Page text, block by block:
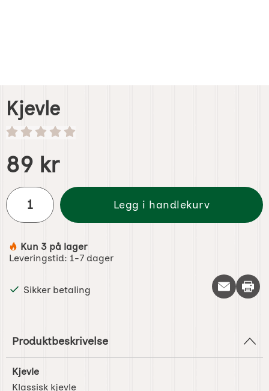
Kjevle
Handle dette produktet, Kjevle
pris
89 kr
antall
Legg i handlekurv
Produkttilgjengelighet:
Kun 3 på lager
Leveringstid: 1-7 dager
Sikker betaling Skriv
Produktbeskrivelse
Kjevle
Klassisk kjevle